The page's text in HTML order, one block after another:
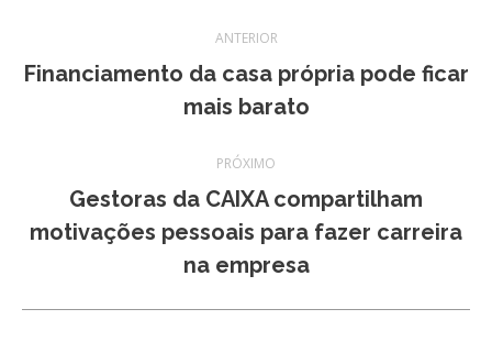
de
ANTERIOR
Post
anterior:
Financiamento da casa própria pode ficar
mais barato
PRÓXIMO
Próximo
post:
Gestoras da CAIXA compartilham
motivações pessoais para fazer carreira
na empresa